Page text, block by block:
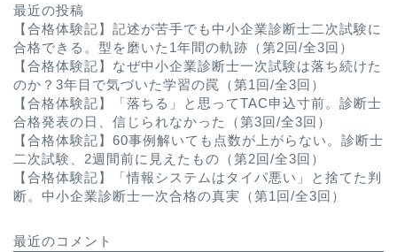
最近の投稿
【合格体験記】記述が苦手でも中小企業診断士二次試験に
合格できる。型を磨いた1年間の軌跡（第2回/全3回）
【合格体験記】なぜ中小企業診断士一次試験は落ち続けた
のか？3年目で気づいた学習の罠（第1回/全3回）
【合格体験記】「落ちる」と思ってTAC申込寸前。診断士
合格発表の日、信じられなかった（第3回/全3回）
【合格体験記】60事例解いても点数が上がらない。診断士
二次試験、2週間前に見えたもの（第2回/全3回）
【合格体験記】「情報システムはタイパ悪い」と捨てた判
断。中小企業診断士一次合格の真実（第1回/全3回）
最近のコメント